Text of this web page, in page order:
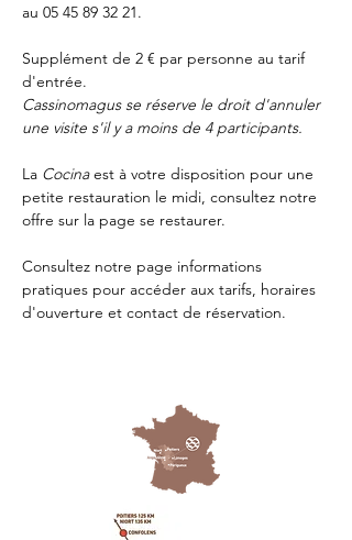
au 05 45 89 32 21.
Supplément de 2 € par personne au tarif
d'entrée.
Cassinomagus se réserve le droit d'annuler
une visite s'il y a moins de 4 participants.
La Cocina est à votre disposition pour une
petite restauration le midi, consultez notre
offre sur la page se restaurer.
Consultez notre page informations
pratiques pour accéder aux tarifs, horaires
d'ouverture et contact de réservation.